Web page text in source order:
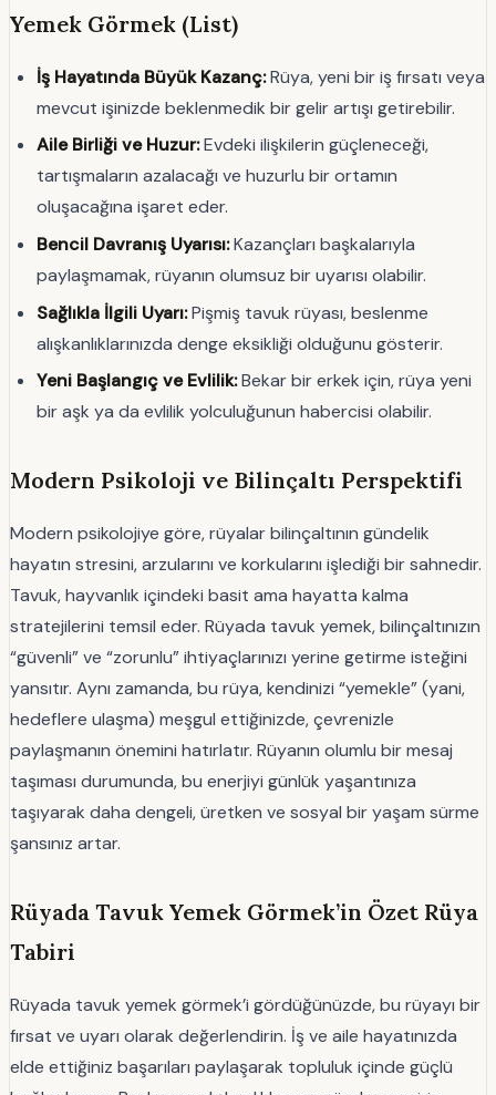
Yemek Görmek (List)
İş Hayatında Büyük Kazanç:Rüya, yeni bir iş fırsatı veya
mevcut işinizde beklenmedik bir gelir artışı getirebilir.
Aile Birliği ve Huzur:Evdeki ilişkilerin güçleneceği,
tartışmaların azalacağı ve huzurlu bir ortamın
oluşacağına işaret eder.
Bencil Davranış Uyarısı:Kazançları başkalarıyla
paylaşmamak, rüyanın olumsuz bir uyarısı olabilir.
Sağlıkla İlgili Uyarı:Pişmiş tavuk rüyası, beslenme
alışkanlıklarınızda denge eksikliği olduğunu gösterir.
Yeni Başlangıç ve Evlilik:Bekar bir erkek için, rüya yeni
bir aşk ya da evlilik yolculuğunun habercisi olabilir.
Modern Psikoloji ve Bilinçaltı Perspektifi
Modern psikolojiye göre, rüyalar bilinçaltının gündelik
hayatın stresini, arzularını ve korkularını işlediği bir sahnedir.
Tavuk, hayvanlık içindeki basit ama hayatta kalma
stratejilerini temsil eder. Rüyada tavuk yemek, bilinçaltınızın
“güvenli” ve “zorunlu” ihtiyaçlarınızı yerine getirme isteğini
yansıtır. Aynı zamanda, bu rüya, kendinizi “yemekle” (yani,
hedeflere ulaşma) meşgul ettiğinizde, çevrenizle
paylaşmanın önemini hatırlatır. Rüyanın olumlu bir mesaj
taşıması durumunda, bu enerjiyi günlük yaşantınıza
taşıyarak daha dengeli, üretken ve sosyal bir yaşam sürme
şansınız artar.
Rüyada Tavuk Yemek Görmek’in Özet Rüya
Tabiri
Rüyada tavuk yemek görmek’i gördüğünüzde, bu rüyayı bir
fırsat ve uyarı olarak değerlendirin. İş ve aile hayatınızda
elde ettiğiniz başarıları paylaşarak topluluk içinde güçlü